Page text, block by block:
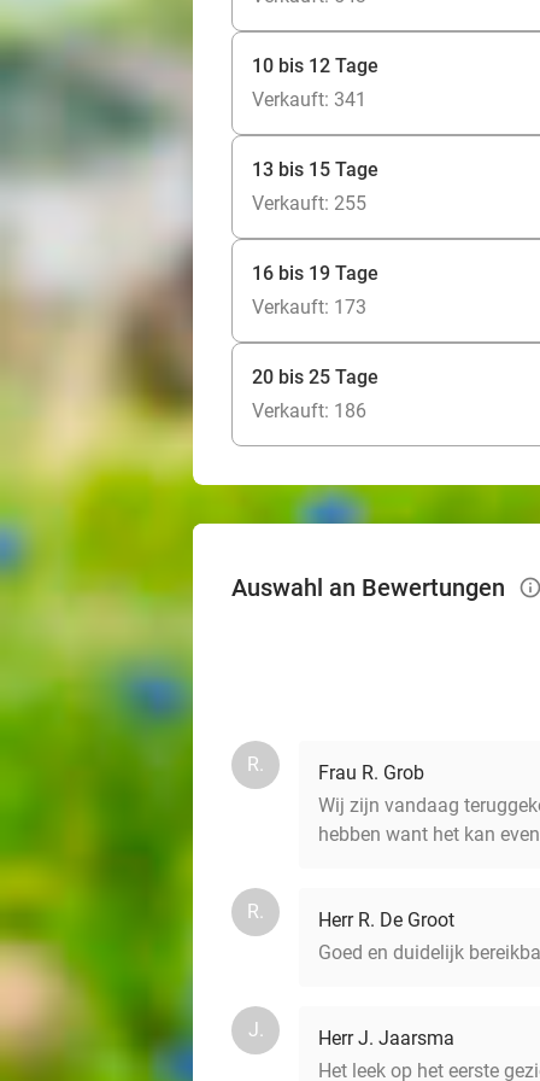
10 bis 12 Tage
Verkauft: 341
13 bis 15 Tage
Verkauft: 255
16 bis 19 Tage
Verkauft: 173
20 bis 25 Tage
Verkauft: 186
Auswahl an Bewertungen
R.
Frau R. Grob
Wij zijn vandaag
hebben want het kan
R.
Herr R. De Groot
Goed en duidelijk
J.
Herr J. Jaarsma
Het leek op het eerste